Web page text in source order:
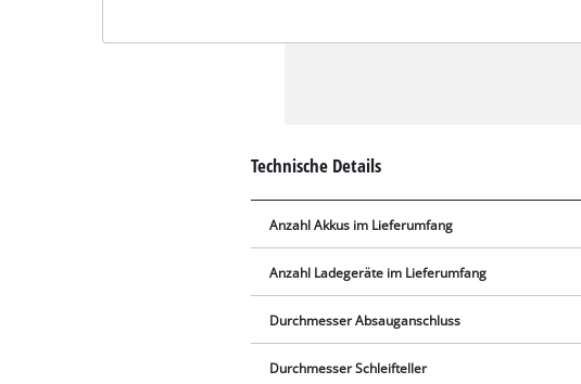
Technische Details
Anzahl Akkus im Lieferumfang
Anzahl Ladegeräte im Lieferumfang
Durchmesser Absauganschluss
Durchmesser Schleifteller